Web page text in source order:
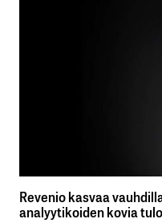
Revenio kasvaa
analyytikoiden kovia